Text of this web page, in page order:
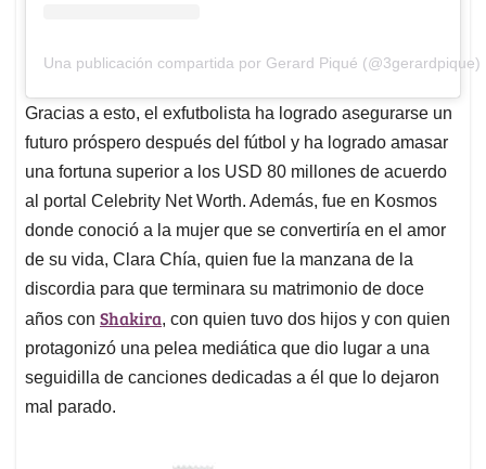
Una publicación compartida por Gerard Piqué (@3gerardpique)
Gracias a esto, el exfutbolista ha logrado asegurarse un
futuro próspero después del fútbol y ha logrado amasar
una fortuna superior a los USD 80 millones de acuerdo
al portal Celebrity Net Worth. Además, fue en Kosmos
donde conoció a la mujer que se convertiría en el amor
de su vida, Clara Chía, quien fue la manzana de la
discordia para que terminara su matrimonio de doce
años con Shakira, con quien tuvo dos hijos y con quien
protagonizó una pelea mediática que dio lugar a una
seguidilla de canciones dedicadas a él que lo dejaron
mal parado.